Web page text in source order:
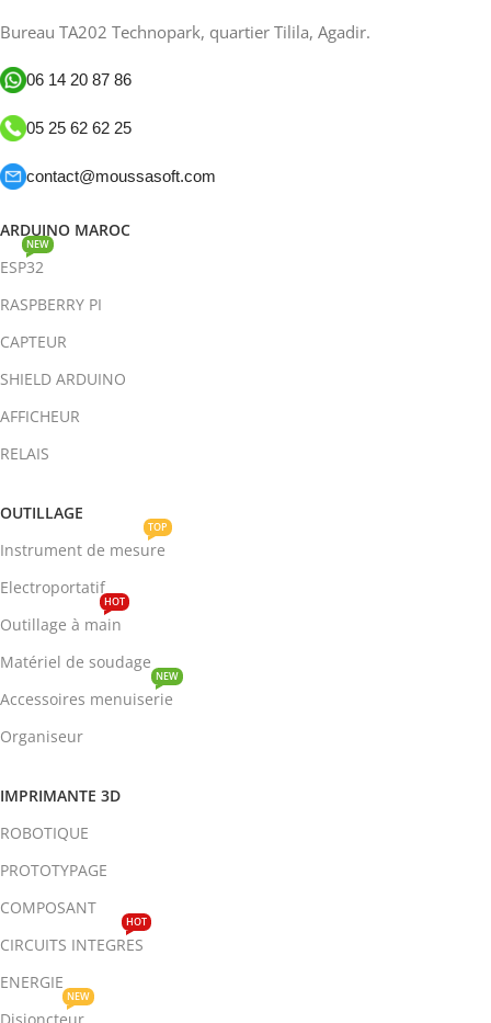
Bureau TA202 Technopark, quartier Tilila, Agadir.
06 14 20 87 86
05 25 62 62 25
contact@moussasoft.com
ARDUINO MAROC
ESP32
NEW
RASPBERRY PI
CAPTEUR
SHIELD ARDUINO
AFFICHEUR
RELAIS
OUTILLAGE
Instrument de mesure
TOP
Electroportatif
Outillage à main
HOT
Matériel de soudage
Accessoires menuiserie
NEW
Organiseur
IMPRIMANTE 3D
ROBOTIQUE
PROTOTYPAGE
COMPOSANT
CIRCUITS INTEGRES
HOT
ENERGIE
NEW